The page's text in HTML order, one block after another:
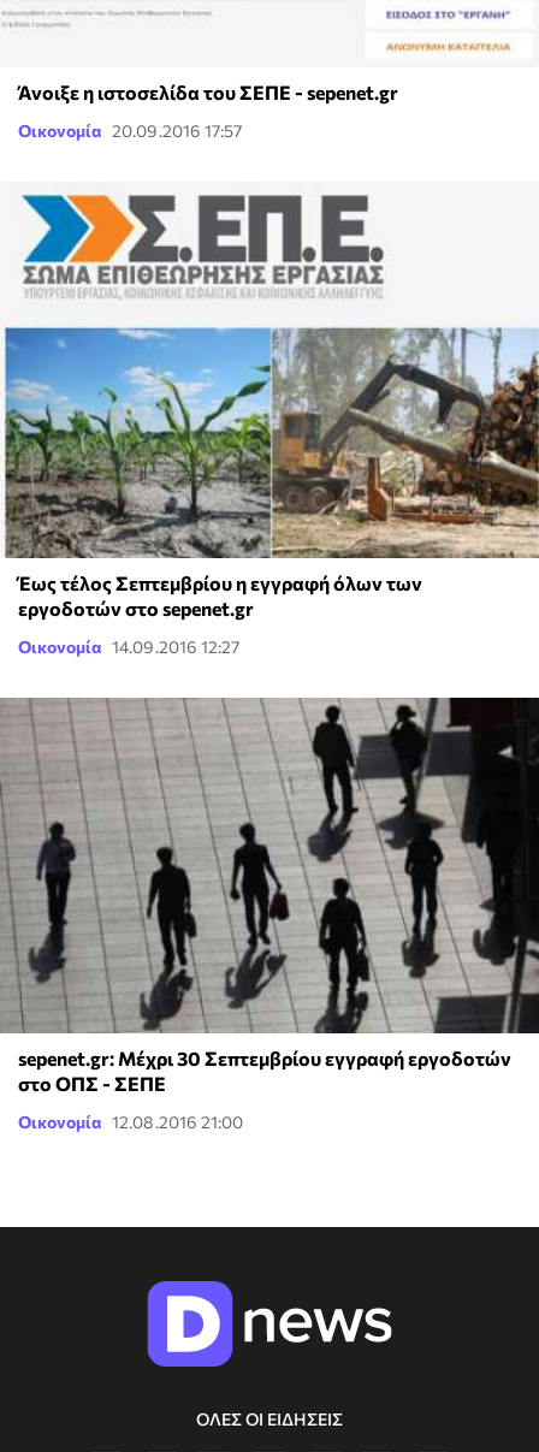
Άνοιξε η ιστοσελίδα του ΣΕΠΕ - sepenet.gr
Οικονομία 20.09.2016 17:57
Έως τέλος Σεπτεμβρίου η εγγραφή όλων των
εργοδοτών στο sepenet.gr
Οικονομία 14.09.2016 12:27
sepenet.gr: Μέχρι 30 Σεπτεμβρίου εγγραφή εργοδοτών
στο ΟΠΣ - ΣΕΠΕ
Οικονομία 12.08.2016 21:00
ΟΛΕΣ ΟΙ ΕΙΔΗΣΕΙΣ